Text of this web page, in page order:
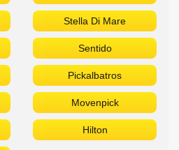
Stella Di Mare
Sentido
Pickalbatros
Movenpick
Hilton